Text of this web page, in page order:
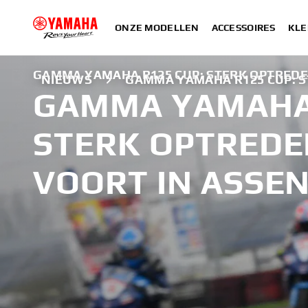
ONZE MODELLEN ACCESSOIRES
NIEUWS GAMMA YAMAHA R125 CUP:
GAMMA YAMAHA R125 CUP: STERK
GAMMA
STERK
VOORT IN